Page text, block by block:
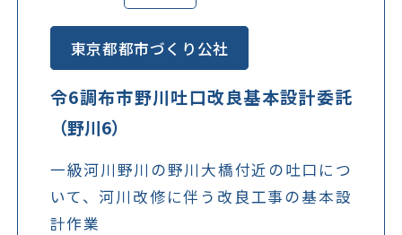
東京都都市づくり公社
令6調布市野川吐口改良基本設計委託
（野川6）
一級河川野川の野川大橋付近の吐口につ
いて、河川改修に伴う改良工事の基本設
計作業